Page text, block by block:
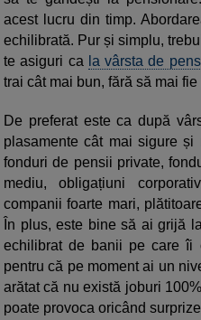
acest lucru din timp.
echilibrată. Pur și simplu,
te asiguri ca la vârsta de
trai cât mai bun, fără să mai
De preferat este ca după
plasamente cât mai sigure
fonduri de pensii private,
mediu, obligațiuni
companii foarte mari,
În plus, este bine să ai grijă
echilibrat de banii pe care îi
pentru că pe moment ai un
arătat că nu există joburi
poate provoca oricând